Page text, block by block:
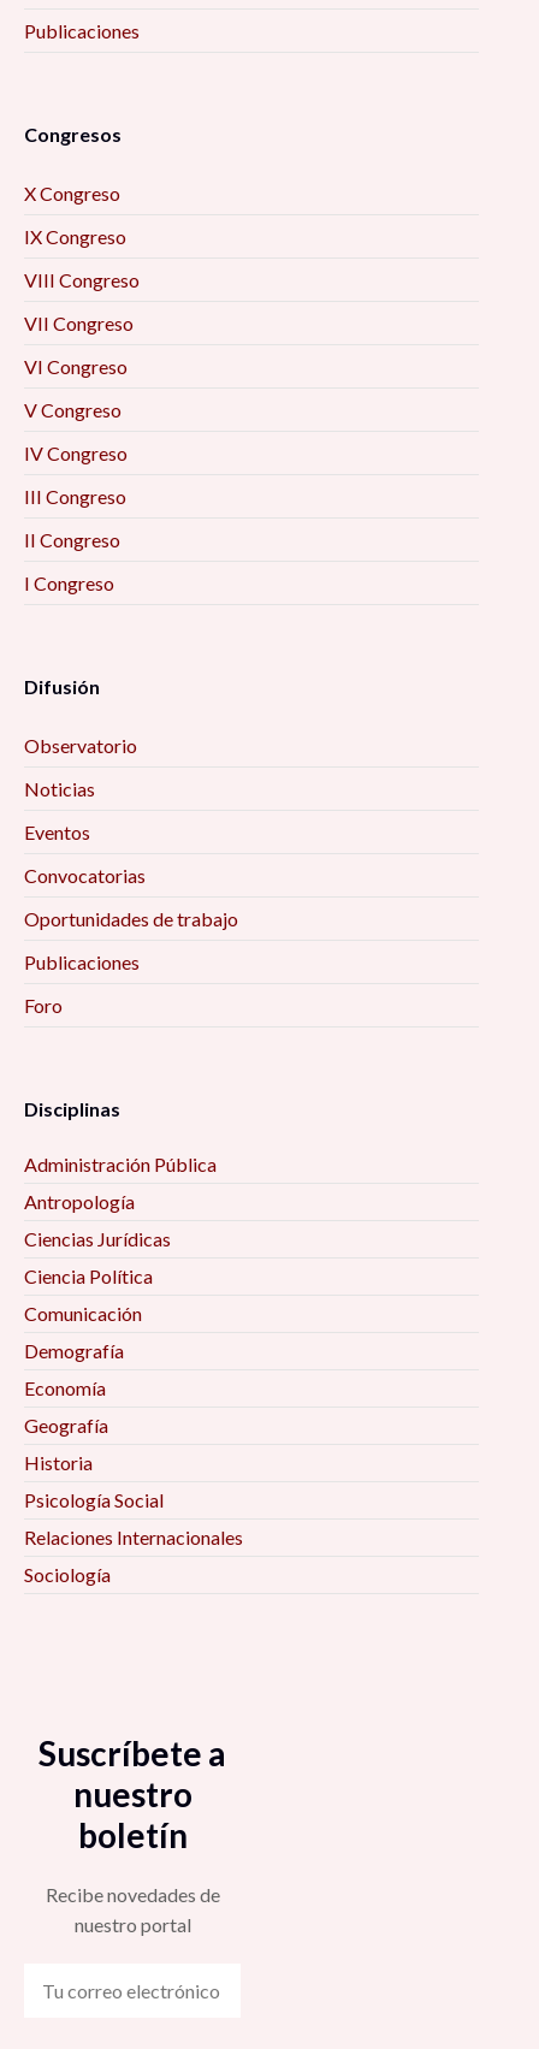
Publicaciones
Congresos
X Congreso
IX Congreso
VIII Congreso
VII Congreso
VI Congreso
V Congreso
IV Congreso
III Congreso
II Congreso
I Congreso
Difusión
Observatorio
Noticias
Eventos
Convocatorias
Oportunidades de trabajo
Publicaciones
Foro
Disciplinas
Administración Pública
Antropología
Ciencias Jurídicas
Ciencia Política
Comunicación
Demografía
Economía
Geografía
Historia
Psicología Social
Relaciones Internacionales
Sociología
Suscríbete a
nuestro
boletín
Recibe novedades de
nuestro portal